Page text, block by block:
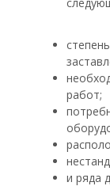
работ;
и ряда